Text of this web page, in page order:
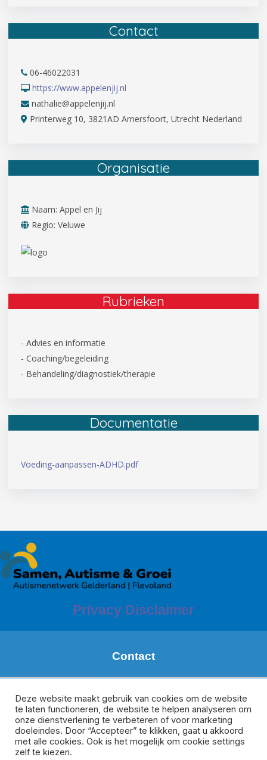
Contact
06-46022031
https://www.appelenjij.nl
nathalie@appelenjij.nl
Printerweg 10, 3821AD Amersfoort, Utrecht Nederland
Organisatie
Naam: Appel en Jij
Regio: Veluwe
Rubrieken
- Advies en informatie
- Coaching/begeleiding
- Behandeling/diagnostiek/therapie
Documentatie
Voeding-aanpassen-ADHD.pdf
Privacy Disclaimer
Contact
Regio: Zuid Gelderland
m.deboer@meeplus.nl
Donate van Rijswijk
Regio Veluwe, Oost-Gelderland en Flevoland
d.vanrijswijk@meesamen.nl
Deze website maakt gebruik van cookies om de website
te laten functioneren, de website te helpen analyseren om
onze dienstverlening te verbeteren of voor marketing
doeleindes. Door “Accepteer” te klikken, gaat u akkoord
met alle cookies. Ook is het mogelijk om cookie settings
zelf te kiezen.